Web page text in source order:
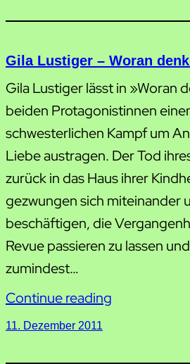
Gila Lustiger – Woran
Gila Lustiger lässt in »Woran
beiden Protagonistinnen
schwesterlichen Kampf um
Liebe austragen. Der Tod
zurück in das Haus ihrer
gezwungen sich miteinander
beschäftigen, die
Revue passieren zu lassen
zumindest…
Continue reading
11. Dezember 2011